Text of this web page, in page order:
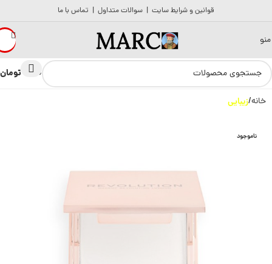
قوانین و شرایط سایت | سوالات متداول | تماس با ما
منو
0 تومان
خانه زیبایی
ناموجود